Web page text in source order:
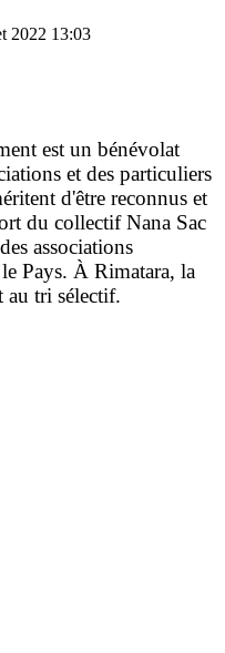
2022 13:03
est un bénévolat
et des particuliers
d'être reconnus et
du collectif Nana Sac
associations
Pays. À Rimatara, la
au tri sélectif.